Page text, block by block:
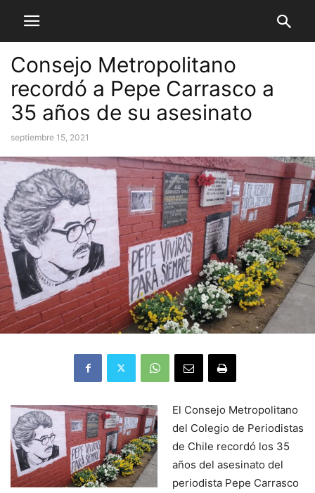
Consejo Metropolitano
recordó a Pepe Carrasco a
35 años de su asesinato
septiembre 15, 2021
El Consejo Metropolitano
del Colegio de Periodistas
de Chile recordó los 35
años del asesinato del
periodista Pepe Carrasco